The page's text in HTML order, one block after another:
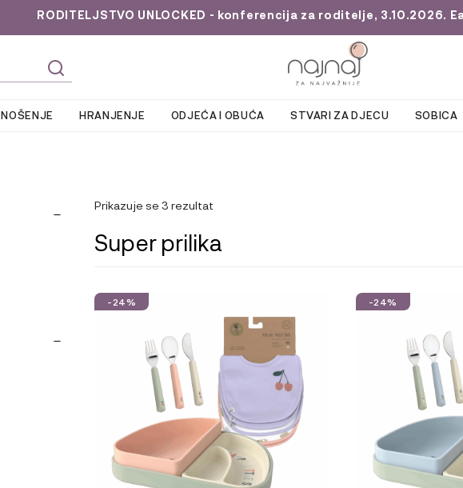
RODITELJSTVO UNLOCKED - konferencija za roditelje, 3.10.2026.
NOŠENJE HRANJENJE ODJEĆA I OBUĆA STVARI ZA DJECU SOBICA
Prikazuje se 3 rezultat
Super prilika
-24% -24%